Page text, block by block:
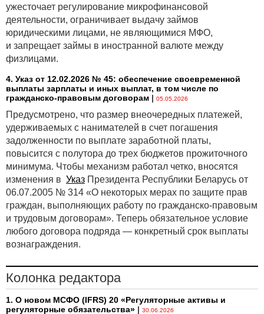
ужесточает регулирование микрофинансовой
деятельности, ограничивает выдачу займов
юридическими лицами, не являющимися МФО,
и запрещает займы в иностранной валюте между
физлицами.
4. Указ от 12.02.2026 № 45: обеспечение своевременной
выплаты зарплаты и иных выплат, в том числе по
гражданско-правовым договорам | 05.05.2026
Предусмотрено, что размер внеочередных платежей,
удерживаемых с нанимателей в счет погашения
задолженности по выплате заработной платы,
повысится с полутора до трех бюджетов прожиточного
минимума. Чтобы механизм работал четко, вносятся
изменения в Указ Президента Республики Беларусь от
06.07.2005 № 314 «О некоторых мерах по защите прав
граждан, выполняющих работу по гражданско-правовым
и трудовым договорам». Теперь обязательное условие
любого договора подряда — конкретный срок выплаты
вознаграждения.
Колонка редактора
1. О новом МСФО (IFRS) 20 «Регуляторные активы и
регуляторные обязательства» | 30.06.2026